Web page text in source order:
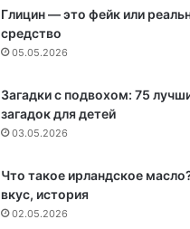
Глицин — это фейк или
средство
05.05.2026
Загадки с подвохом: 75
загадок для детей
03.05.2026
Что такое ирландское
вкус, история
02.05.2026